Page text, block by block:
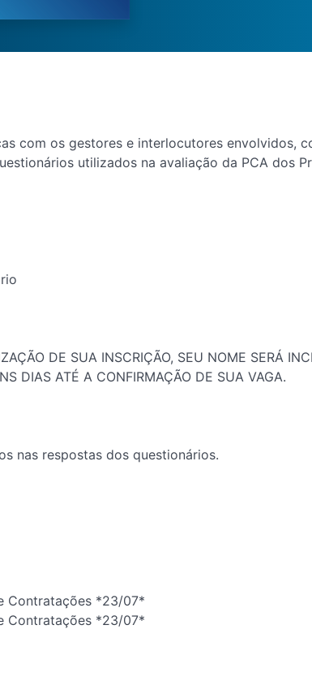
com os gestores e interlocutores envolvidos,
utilizados na avaliação da PCA dos
DE SUA INSCRIÇÃO, SEU NOME SERÁ
DIAS ATÉ A CONFIRMAÇÃO DE SUA VAGA.
nas respostas dos questionários.
Contratações *23/07*
Contratações *23/07*